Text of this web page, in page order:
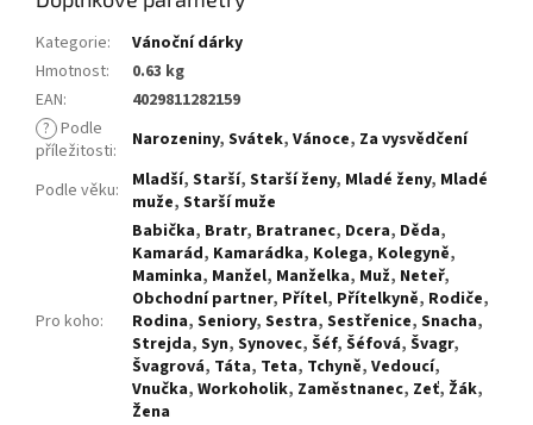
Kategorie:
Vánoční dárky
Hmotnost:
0.63 kg
EAN:
4029811282159
? Podle
příležitosti: Narozeniny, Svátek, Vánoce, Za vysvědčení
Podle věku: Mladší, Starší, Starší ženy, Mladé ženy, Mladé
muže, Starší muže
Pro koho:
Babička, Bratr, Bratranec, Dcera, Děda,
Kamarád, Kamarádka, Kolega, Kolegyně,
Maminka, Manžel, Manželka, Muž, Neteř,
Obchodní partner, Přítel, Přítelkyně, Rodiče,
Rodina, Seniory, Sestra, Sestřenice, Snacha,
Strejda, Syn, Synovec, Šéf, Šéfová, Švagr,
Švagrová, Táta, Teta, Tchyně, Vedoucí,
Vnučka, Workoholik, Zaměstnanec, Zeť, Žák,
Žena